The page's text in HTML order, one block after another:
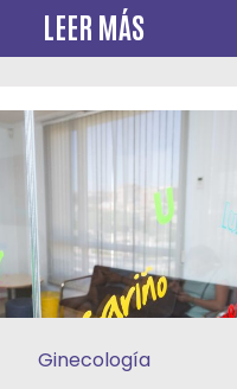
LEER MÁS
Ginecología